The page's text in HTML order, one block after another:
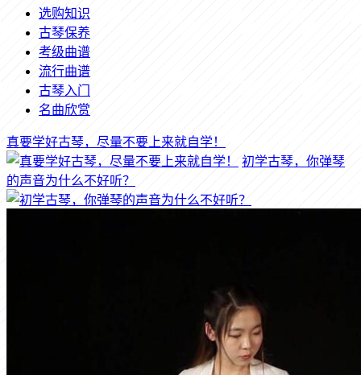
选购知识
古琴保养
考级曲谱
流行曲谱
古琴入门
名曲欣赏
真要学好古琴，尽量不要上来就自学！
初学古琴，你弹琴
的声音为什么不好听？